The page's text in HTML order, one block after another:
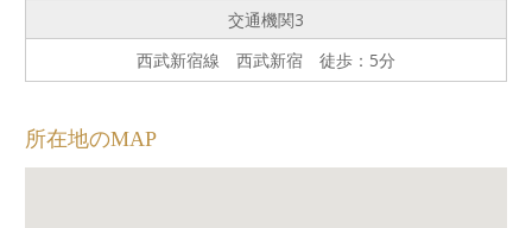
交通機関3
西武新宿線 西武新宿 徒歩：5分
所在地のMAP